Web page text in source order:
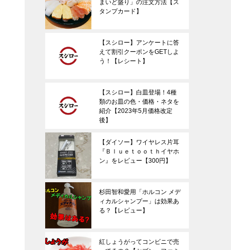
まいど盛り」の注文方法【ス
タンプカード】
【スシロー】アンケートに答
えて割引クーポンをGETしよ
う！【レシート】
【スシロー】白皿登場！4種
類のお皿の色・価格・ネタを
紹介【2023年5月価格改定
後】
【ダイソー】ワイヤレス片耳
『Ｂｌｕｅｔｏｏｔｈイヤホ
ン』をレビュー【300円】
杉田智和愛用「ホルコン メデ
ィカルシャンプー」は効果あ
る？【レビュー】
紅しょうがってコンビニで売